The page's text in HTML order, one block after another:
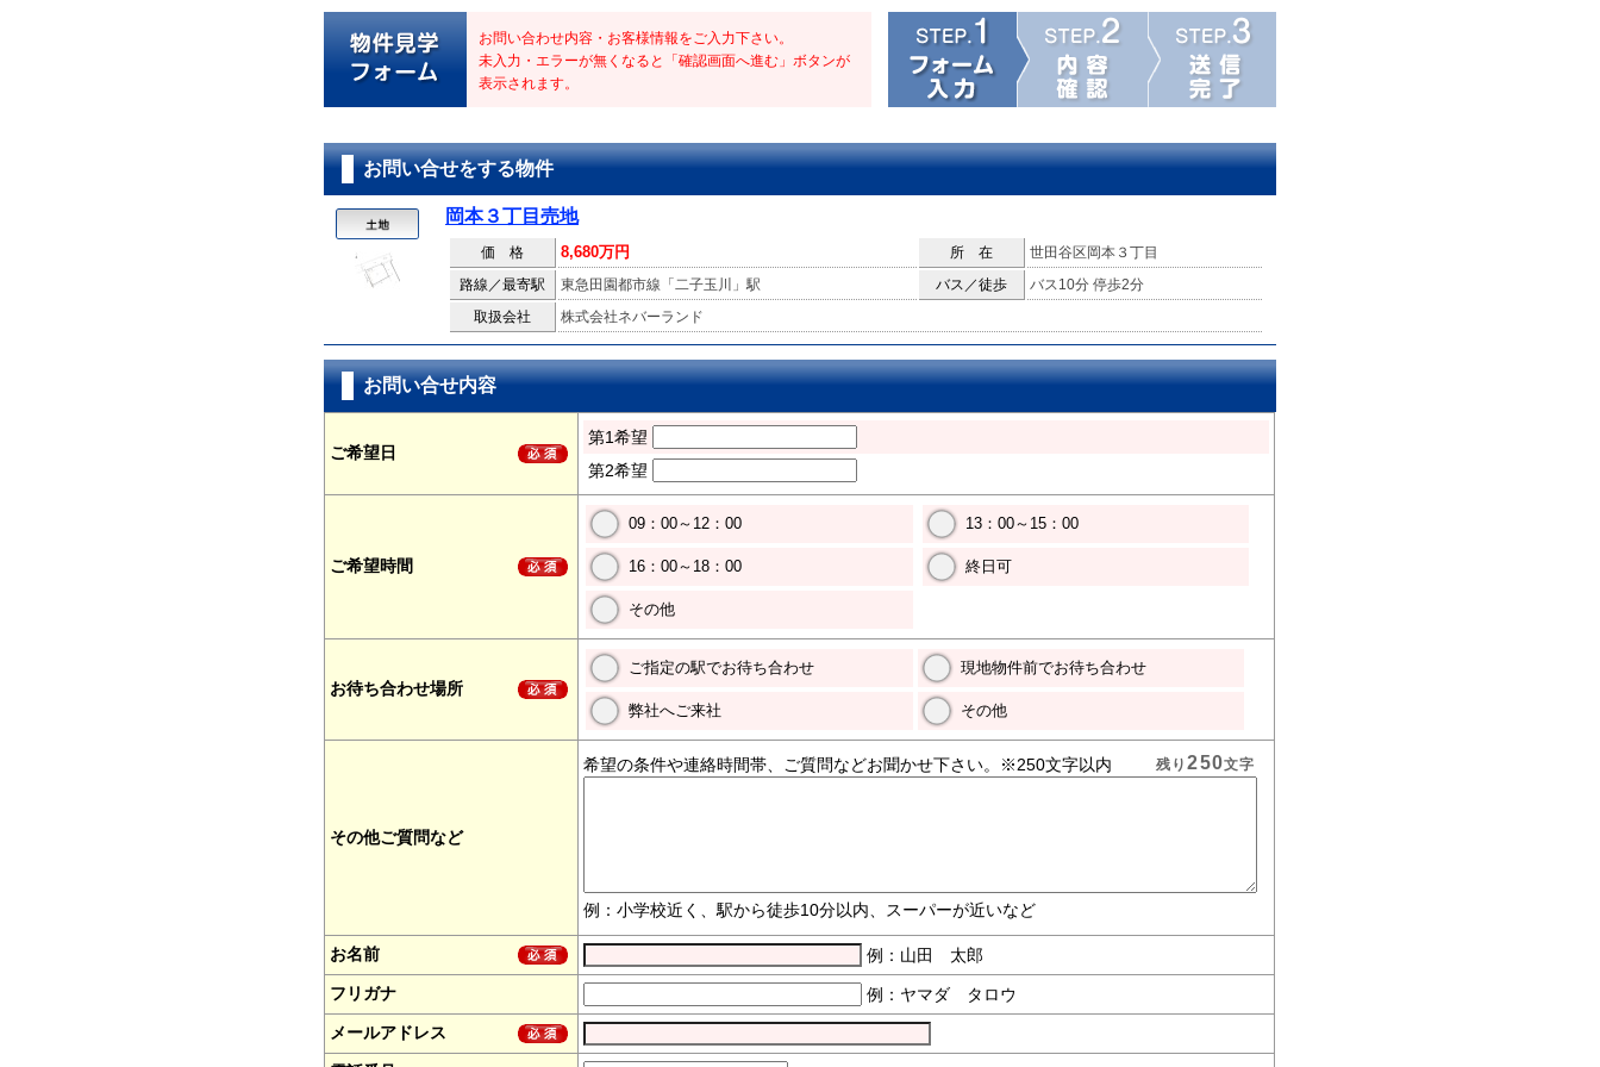
お問い合わせ内容・お客様情報をご入力下さい。
未入力・エラーが無くなると「確認画面へ進む」ボタンが
表示されます。
お問い合せをする物件
岡本３丁目売地
価 格 8,680万円 所 在
世田谷区岡本３丁目
路線／最寄駅
東急田園都市線「二子玉川」駅 バス／徒歩
バス10分 停歩2分
取扱会社
株式会社ネバーランド
お問い合せ内容
ご希望日
第1希望
第2希望
ご希望時間
09：00～12：00 13：00～15：00
16：00～18：00 終日可
その他
お待ち合わせ場所
ご指定の駅でお待ち合わせ 現地物件前でお待ち合わせ
弊社へご来社 その他
その他ご質問など
希望の条件や連絡時間帯、ご質問などお聞かせ下さい。※250文字以内
例：小学校近く、駅から徒歩10分以内、スーパーが近いなど
残り250文字
お名前
例：山田 太郎
フリガナ
例：ヤマダ タロウ
メールアドレス